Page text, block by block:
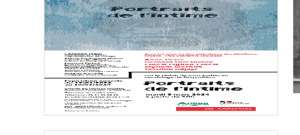
de
couverture
(conseillée)